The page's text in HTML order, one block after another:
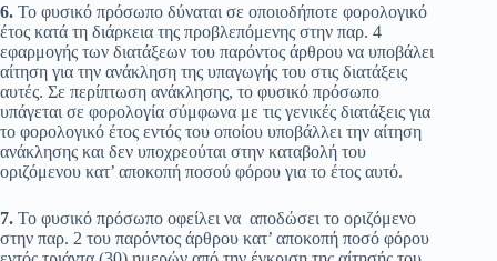
6. Το φυσικό πρόσωπο δύναται σε οποιοδήποτε φορολογικό
έτος κατά τη διάρκεια της προβλεπόμενης στην παρ. 4
εφαρμογής των διατάξεων του παρόντος άρθρου να υποβάλει
αίτηση για την ανάκληση της υπαγωγής του στις διατάξεις
αυτές. Σε περίπτωση ανάκλησης, το φυσικό πρόσωπο
υπάγεται σε φορολογία σύμφωνα με τις γενικές διατάξεις για
το φορολογικό έτος εντός του οποίου υποβάλλει την αίτηση
ανάκλησης και δεν υποχρεούται στην καταβολή του
οριζόμενου κατ’ αποκοπή ποσού φόρου για το έτος αυτό.
7. Το φυσικό πρόσωπο οφείλει να αποδώσει το οριζόμενο
στην παρ. 2 του παρόντος άρθρου κατ’ αποκοπή ποσό φόρου